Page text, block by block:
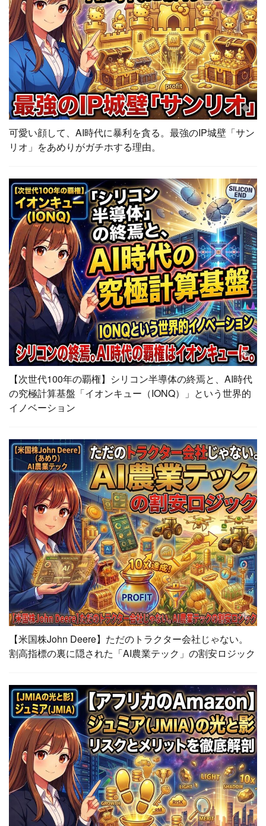
可愛い顔して、AI時代に暴利を貪る。最強のIP城壁「サン
リオ」をあめりがガチホする理由。
【次世代100年の覇権】シリコン半導体の終焉と、AI時代
の究極計算基盤「イオンキュー（IONQ）」という世界的
イノベーション
【米国株John Deere】ただのトラクター会社じゃない。
割高指標の裏に隠された「AI農業テック」の割安ロジック